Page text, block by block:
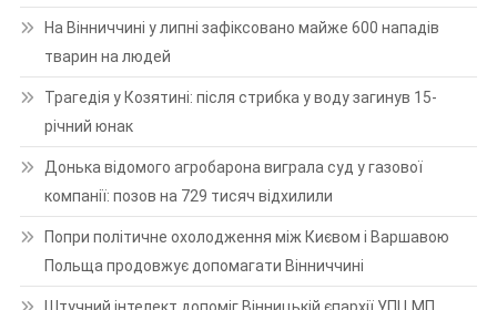
На Вінниччині у липні зафіксовано майже 600 нападів
тварин на людей
Трагедія у Козятині: після стрибка у воду загинув 15-
річний юнак
Донька відомого агробарона виграла суд у газової
компанії: позов на 729 тисяч відхилили
Попри політичне охолодження між Києвом і Варшавою
Польща продовжує допомагати Вінниччині
Штучний інтелект допоміг Вінницькій єпархії УПЦ МП